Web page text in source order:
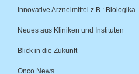
Innovative Arzneimittel z.B.: Biologika
Neues aus Kliniken und Instituten
Blick in die Zukunft
Onco.News